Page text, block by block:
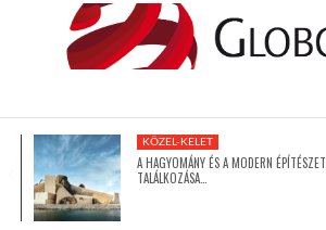
AFRIKA
ÁZSIA
KÖZEL-KELET
A HAGYOMÁNY ÉS A MODERN ÉPÍTÉSZET
TALÁLKOZÁSA…